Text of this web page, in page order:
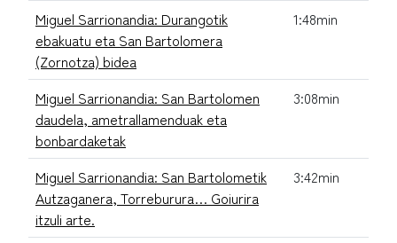
Miguel Sarrionandia: Durangotik
ebakuatu eta San Bartolomera
(Zornotza) bidea
1:48min
Miguel Sarrionandia: San Bartolomen
daudela, ametrallamenduak eta
bonbardaketak
3:08min
Miguel Sarrionandia: San Bartolometik
Autzaganera, Torreburura… Goiurira
itzuli arte.
3:42min